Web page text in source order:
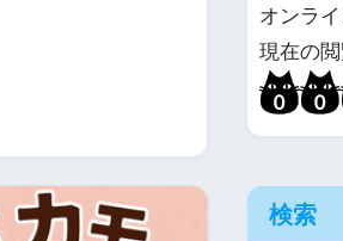
オンラ
現在の
検索